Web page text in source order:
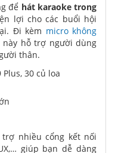
để hát karaoke trong
lợi cho các buổi hội
Đi kèm micro không
này hỗ trợ người dùng
thân.
nhiều cổng kết nối
giúp bạn dễ dàng